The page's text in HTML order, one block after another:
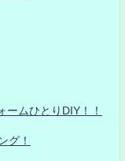
ームひとりDIY！！
グ！